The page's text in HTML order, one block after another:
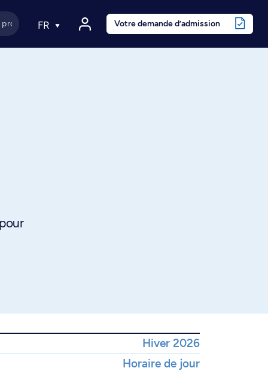
FR Votre demande d’admission
Hiver 2026
Horaire de jour